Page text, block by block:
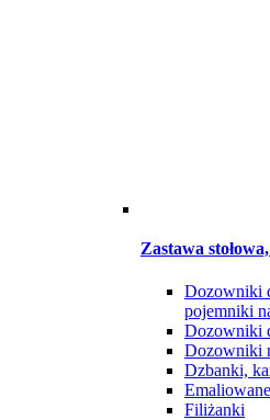
Zastawa
Dozowniki
pojemniki
Dozowniki
Dozowniki
Dzbanki,
Filiżanki